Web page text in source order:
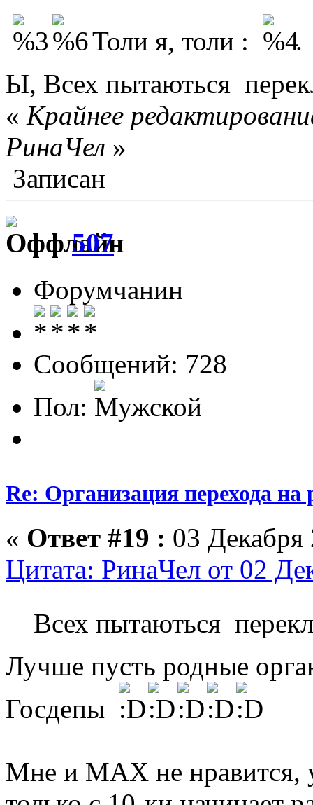
Толи я, толи :
.
Ы, Всех пытаються
« Крайнее
РинаЧел »
Записан
507
Форумчанин
Сообщений: 728
Пол:
Re: Организация перехода на
« Ответ #19 : 03
Цитата: РинаЧел от 02
Всех пытаються
Лучше пусть родные
Госдепы
Мне и МАХ не нравится,